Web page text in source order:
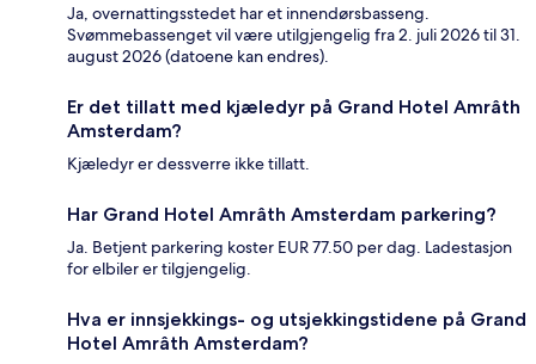
Ja, overnattingsstedet har et innendørsbasseng.
Svømmebassenget vil være utilgjengelig fra 2. juli 2026 til 31.
august 2026 (datoene kan endres).
Er det tillatt med kjæledyr på Grand Hotel Amrâth
Amsterdam?
Kjæledyr er dessverre ikke tillatt.
Har Grand Hotel Amrâth Amsterdam parkering?
Ja. Betjent parkering koster EUR 77.50 per dag. Ladestasjon
for elbiler er tilgjengelig.
Hva er innsjekkings- og utsjekkingstidene på Grand
Hotel Amrâth Amsterdam?